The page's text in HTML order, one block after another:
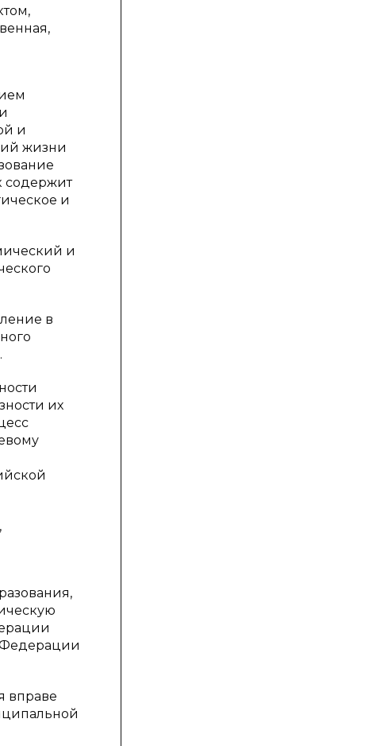
и
жизни
содержит
и
и
в
их
Федерации
вправе